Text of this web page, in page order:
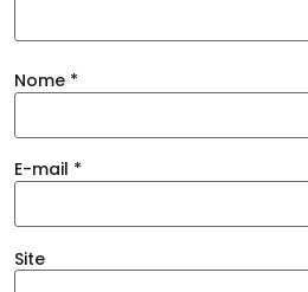
Nome *
E-mail *
Site